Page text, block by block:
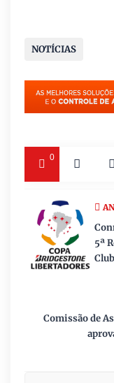
NOTÍCIAS
0
Comissão de
5ª